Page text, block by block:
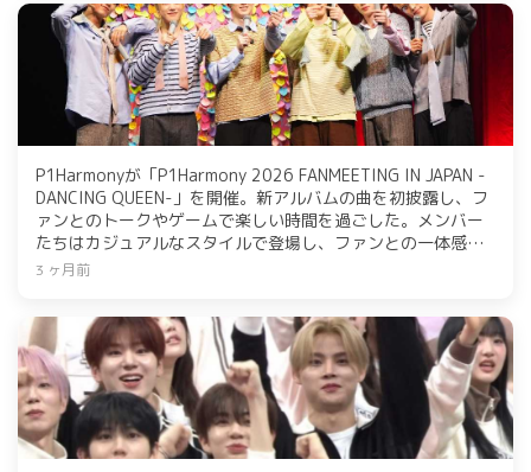
P1Harmonyが「P1Harmony 2026 FANMEETING IN JAPAN -
DANCING QUEEN-」を開催。新アルバムの曲を初披露し、フ
ァンとのトークやゲームで楽しい時間を過ごした。メンバー
たちはカジュアルなスタイルで登場し、ファンとの一体感を
楽しむ。次回は5月10日の「KCON JAPAN 2026」に出演予定
3 ヶ月前